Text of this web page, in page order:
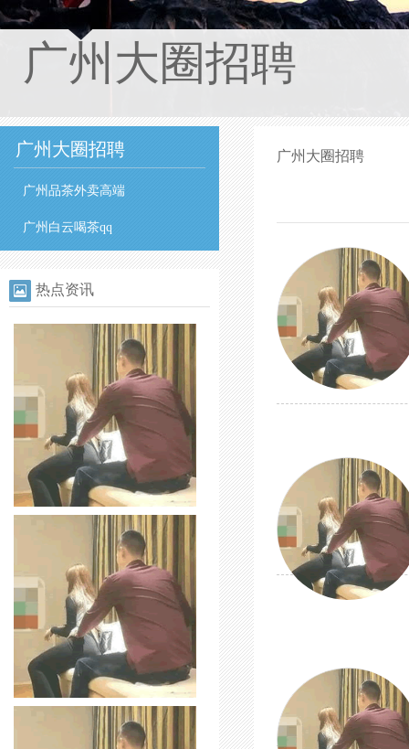
广州大圈招聘
广州大圈招聘
广州品茶外卖高端
广州白云喝茶qq
热点资讯
广州大圈招聘